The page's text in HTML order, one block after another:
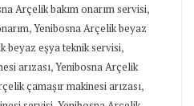
Arçelik bakım onarım servisi,
,Yenibosna Arçelik beyaz
beyaz eşya teknik servisi,
arızası,Yenibosna Arçelik
çamaşır makinesi arızası,